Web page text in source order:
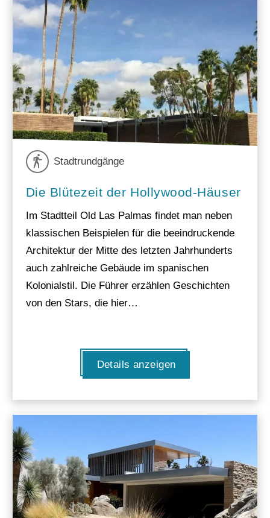
Stadtrundgänge
Die Blütezeit der Hollywood-Häuser
Im Stadtteil Old Las Palmas findet man neben
klassischen Beispielen für die beeindruckende
Architektur der Mitte des letzten Jahrhunderts
auch zahlreiche Gebäude im spanischen
Kolonialstil. Die Führer erzählen Geschichten
von den Stars, die hier…
Details anzeigen